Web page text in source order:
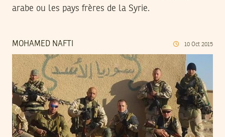
arabe ou les pays frères de la Syrie.
MOHAMED NAFTI 10 Oct 2015